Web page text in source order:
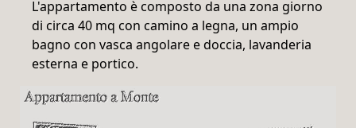
L'appartamento è composto da una zona giorno
di circa 40 mq con camino a legna, un ampio
bagno con vasca angolare e doccia, lavanderia
esterna e portico.